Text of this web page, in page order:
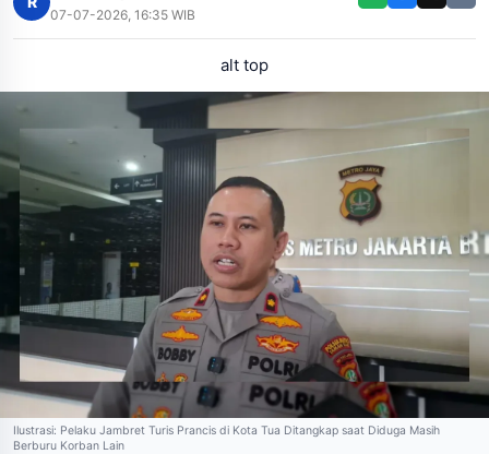
07-07-2026, 16:35 WIB
alt top
Ilustrasi: Pelaku Jambret Turis Prancis di Kota Tua Ditangkap saat Diduga Masih
Berburu Korban Lain